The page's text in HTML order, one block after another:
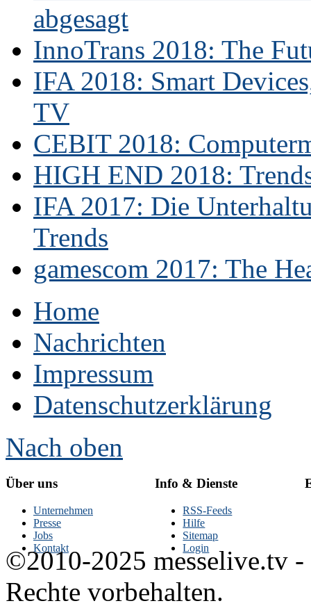
abgesagt
InnoTrans 2018: The
IFA 2018: Smart
TV
CEBIT 2018:
HIGH END 2018:
IFA 2017: Die
Trends
gamescom 2017: The
Home
Nachrichten
Impressum
Datenschutzerklärung
Nach oben
Über uns
Unternehmen
Presse
Jobs
Kontakt
Info & Dienste
RSS-Feeds
Hilfe
Sitemap
Login
©2010-2025 messelive.tv -
Rechte vorbehalten.